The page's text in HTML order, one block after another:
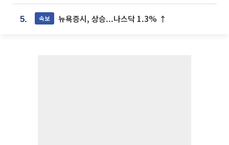
5. 속보 뉴욕증시, 상승...나스닥 1.3% ↑